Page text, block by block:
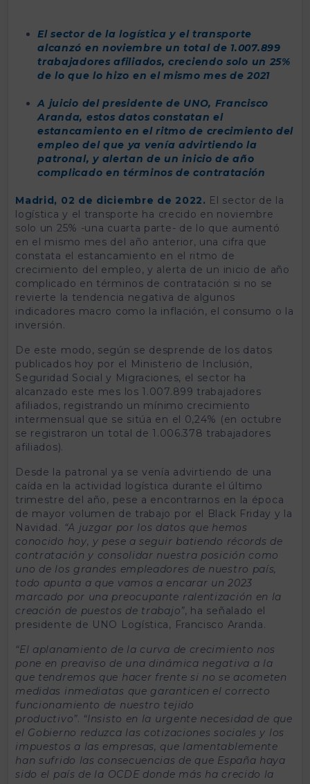
El sector de la logística y el transporte
alcanzó en noviembre un total de 1.007.899
trabajadores afiliados, creciendo solo un 25%
de lo que lo hizo en el mismo mes de 2021
A juicio del presidente de UNO, Francisco
Aranda, estos datos constatan el
estancamiento en el ritmo de crecimiento del
empleo del que ya venía advirtiendo la
patronal, y alertan de un inicio de año
complicado en términos de contratación
Madrid, 02 de diciembre de 2022. El sector de la
logística y el transporte ha crecido en noviembre
solo un 25% -una cuarta parte- de lo que aumentó
en el mismo mes del año anterior, una cifra que
constata el estancamiento en el ritmo de
crecimiento del empleo, y alerta de un inicio de año
complicado en términos de contratación si no se
revierte la tendencia negativa de algunos
indicadores macro como la inflación, el consumo o la
inversión.
De este modo, según se desprende de los datos
publicados hoy por el Ministerio de Inclusión,
Seguridad Social y Migraciones, el sector ha
alcanzado este mes los 1.007.899 trabajadores
afiliados, registrando un mínimo crecimiento
intermensual que se sitúa en el 0,24% (en octubre
se registraron un total de 1.006.378 trabajadores
afiliados).
Desde la patronal ya se venía advirtiendo de una
caída en la actividad logística durante el último
trimestre del año, pese a encontrarnos en la época
de mayor volumen de trabajo por el Black Friday y la
Navidad. “A juzgar por los datos que hemos
conocido hoy, y pese a seguir batiendo récords de
contratación y consolidar nuestra posición como
uno de los grandes empleadores de nuestro país,
todo apunta a que vamos a encarar un 2023
marcado por una preocupante ralentización en la
creación de puestos de trabajo”, ha señalado el
presidente de UNO Logística, Francisco Aranda.
“El aplanamiento de la curva de crecimiento nos
pone en preaviso de una dinámica negativa a la
que tendremos que hacer frente si no se acometen
medidas inmediatas que garanticen el correcto
funcionamiento de nuestro tejido
productivo”. “Insisto en la urgente necesidad de que
el Gobierno reduzca las cotizaciones sociales y los
impuestos a las empresas, que lamentablemente
han sufrido las consecuencias de que España haya
sido el país de la OCDE donde más ha crecido la